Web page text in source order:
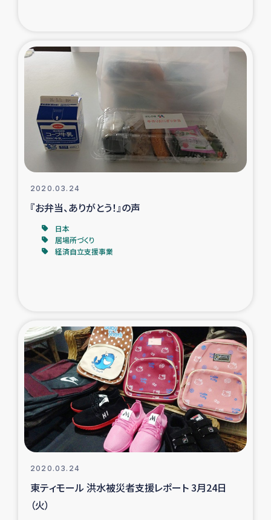
2020.03.24
『お弁当、ありがとう！』の声
日本
居場所づくり
経済自立支援事業
2020.03.24
東ティモール 洪水被災者支援レポート 3月24日
（火）